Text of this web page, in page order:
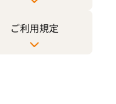
ご利用規定